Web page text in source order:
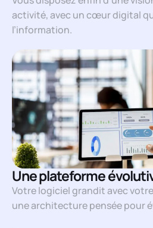
activité, avec un cœur digital
l’information.
Une plateforme
Votre logiciel grandit avec
une architecture pensée pour